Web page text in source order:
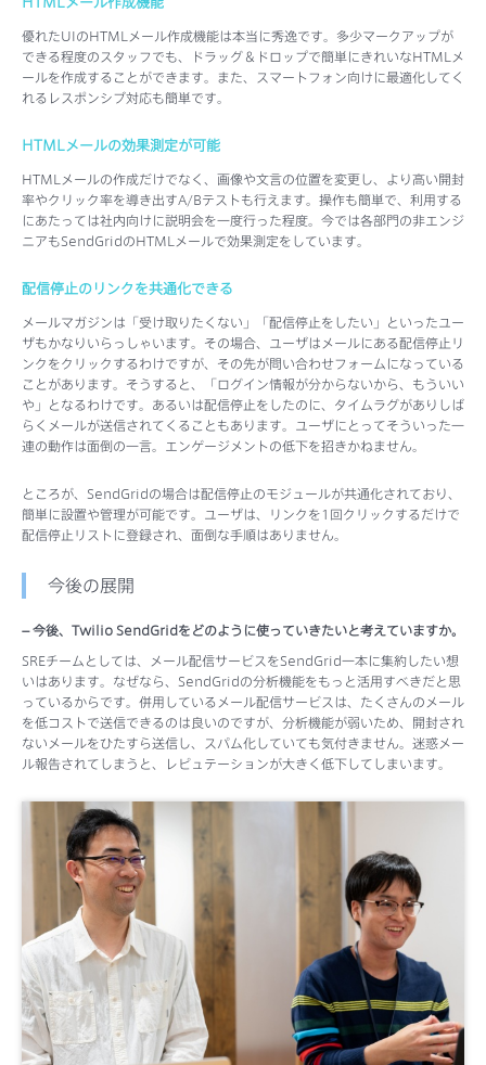
優れたUIのHTMLメール作成機能は本当に秀逸です。多少マークアップが
できる程度のスタッフでも、ドラッグ＆ドロップで簡単にきれいなHTMLメ
ールを作成することができます。また、スマートフォン向けに最適化してく
れるレスポンシブ対応も簡単です。
HTMLメールの効果測定が可能
HTMLメールの作成だけでなく、画像や文言の位置を変更し、より高い開封
率やクリック率を導き出すA/Bテストも行えます。操作も簡単で、利用する
にあたっては社内向けに説明会を一度行った程度。今では各部門の非エンジ
ニアもSendGridのHTMLメールで効果測定をしています。
配信停止のリンクを共通化できる
メールマガジンは「受け取りたくない」「配信停止をしたい」といったユー
ザもかなりいらっしゃいます。その場合、ユーザはメールにある配信停止リ
ンクをクリックするわけですが、その先が問い合わせフォームになっている
ことがあります。そうすると、「ログイン情報が分からないから、もういい
や」となるわけです。あるいは配信停止をしたのに、タイムラグがありしば
らくメールが送信されてくることもあります。ユーザにとってそういった一
連の動作は面倒の一言。エンゲージメントの低下を招きかねません。
ところが、SendGridの場合は配信停止のモジュールが共通化されており、
簡単に設置や管理が可能です。ユーザは、リンクを1回クリックするだけで
配信停止リストに登録され、面倒な手順はありません。
今後の展開
– 今後、Twilio SendGridをどのように使っていきたいと考えていますか。
SREチームとしては、メール配信サービスをSendGrid一本に集約したい想
いはあります。なぜなら、SendGridの分析機能をもっと活用すべきだと思
っているからです。併用しているメール配信サービスは、たくさんのメール
を低コストで送信できるのは良いのですが、分析機能が弱いため、開封され
ないメールをひたすら送信し、スパム化していても気付きません。迷惑メー
ル報告されてしまうと、レピュテーションが大きく低下してしまいます。